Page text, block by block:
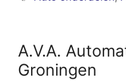
A.V.A.
Groningen